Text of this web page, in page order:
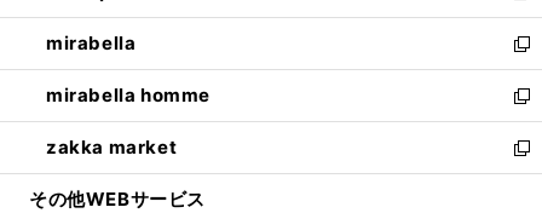
開
く
ウ
で
開
く
ン
ド
ウ
で
開
く
ウ
ィ
ン
ド
ウ
で
開
し
い
ウ
ィ
ン
ド
ウ
mirabella
新
し
い
ウ
ィ
ン
mirabella homme
新
し
い
ウ
zakka market
新
し
その他WEBサービス